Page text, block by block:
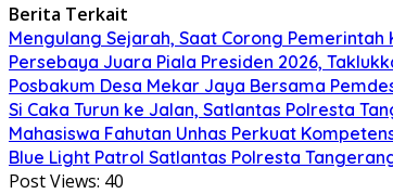
Berita Terkait
Mengulang Sejarah, Saat Corong
Persebaya Juara Piala Presiden 2026,
Posbakum Desa Mekar Jaya Bersama
Si Caka Turun ke Jalan, Satlantas Polresta
Mahasiswa Fahutan Unhas Perkuat
Blue Light Patrol Satlantas Polresta
Post Views: 40